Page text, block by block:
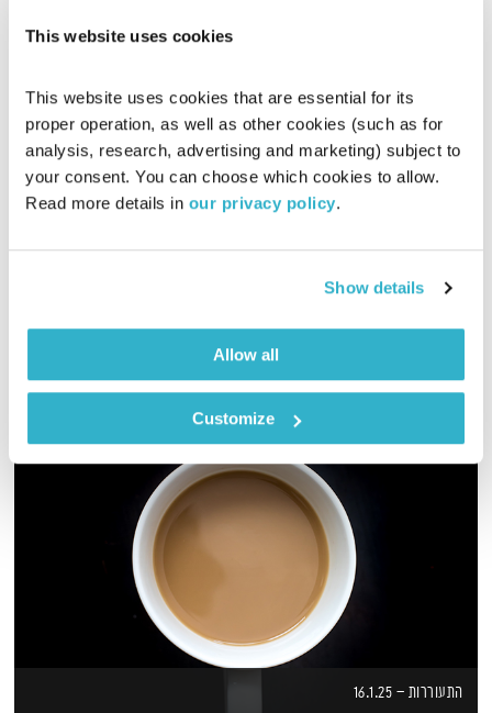
This website uses cookies
This website uses cookies that are essential for its
proper operation, as well as other cookies (such as for
analysis, research, advertising and marketing) subject to
your consent. You can choose which cookies to allow.
Read more details in our privacy policy.
Show details
Allow all
Customize
כל יום מחדש – 30.6.22
כל יום מחדש
אמיר פרי
התעוררות – 16.1.25